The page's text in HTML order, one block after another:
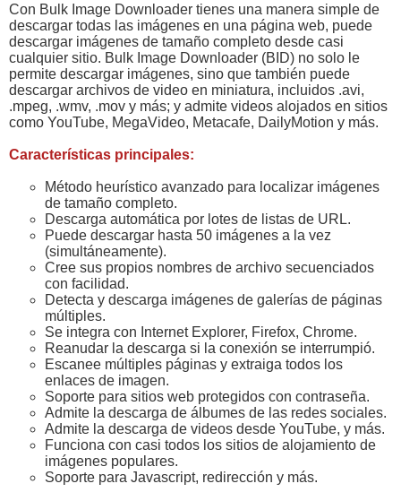
Con Bulk Image Downloader tienes una manera simple de
descargar todas las imágenes en una página web, puede
descargar imágenes de tamaño completo desde casi
cualquier sitio. Bulk Image Downloader (BID) no solo le
permite descargar imágenes, sino que también puede
descargar archivos de video en miniatura, incluidos .avi,
.mpeg, .wmv, .mov y más; y admite videos alojados en sitios
como YouTube, MegaVideo, Metacafe, DailyMotion y más.
Características principales:
Método heurístico avanzado para localizar imágenes
de tamaño completo.
Descarga automática por lotes de listas de URL.
Puede descargar hasta 50 imágenes a la vez
(simultáneamente).
Cree sus propios nombres de archivo secuenciados
con facilidad.
Detecta y descarga imágenes de galerías de páginas
múltiples.
Se integra con Internet Explorer, Firefox, Chrome.
Reanudar la descarga si la conexión se interrumpió.
Escanee múltiples páginas y extraiga todos los
enlaces de imagen.
Soporte para sitios web protegidos con contraseña.
Admite la descarga de álbumes de las redes sociales.
Admite la descarga de videos desde YouTube, y más.
Funciona con casi todos los sitios de alojamiento de
imágenes populares.
Soporte para Javascript, redirección y más.